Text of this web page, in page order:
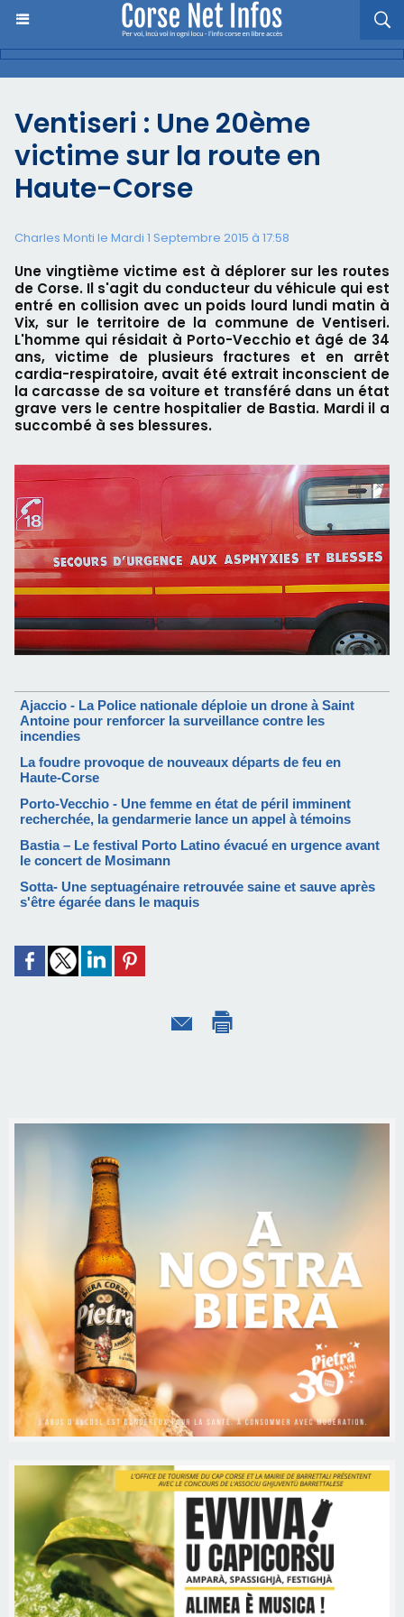
Ventiseri : Une 20ème
victime sur la route en
Haute-Corse
Charles Monti le Mardi 1 Septembre 2015 à 17:58
Une vingtième victime est à déplorer sur les routes
de Corse. Il s'agit du conducteur du véhicule qui est
entré en collision avec un poids lourd lundi matin à
Vix, sur le territoire de la commune de Ventiseri.
L'homme qui résidait à Porto-Vecchio et âgé de 34
ans, victime de plusieurs fractures et en arrêt
cardia-respiratoire, avait été extrait inconscient de
la carcasse de sa voiture et transféré dans un état
grave vers le centre hospitalier de Bastia. Mardi il a
succombé à ses blessures.
Ajaccio - La Police nationale déploie un drone à Saint
Antoine pour renforcer la surveillance contre les
incendies
La foudre provoque de nouveaux départs de feu en
Haute-Corse
Porto-Vecchio - Une femme en état de péril imminent
recherchée, la gendarmerie lance un appel à témoins
Bastia – Le festival Porto Latino évacué en urgence avant
le concert de Mosimann
Sotta- Une septuagénaire retrouvée saine et sauve après
s'être égarée dans le maquis